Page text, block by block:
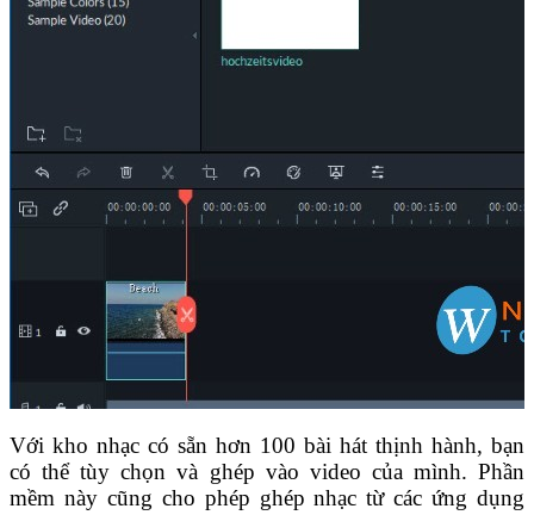
Với kho nhạc có sẵn hơn 100 bài hát thịnh hành, bạn
có thể tùy chọn và ghép vào video của mình. Phần
mềm này cũng cho phép ghép nhạc từ các ứng dụng